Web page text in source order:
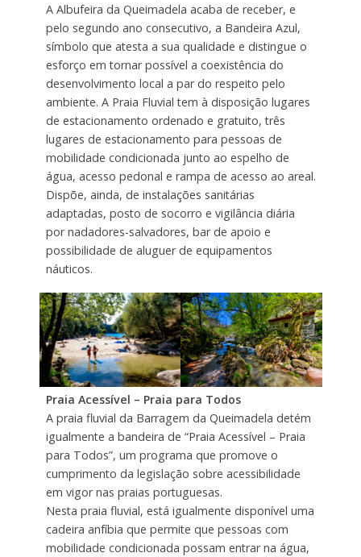
A Albufeira da Queimadela acaba de receber, e
pelo segundo ano consecutivo, a Bandeira Azul,
símbolo que atesta a sua qualidade e distingue o
esforço em tornar possível a coexistência do
desenvolvimento local a par do respeito pelo
ambiente. A Praia Fluvial tem à disposição lugares
de estacionamento ordenado e gratuito, três
lugares de estacionamento para pessoas de
mobilidade condicionada junto ao espelho de
água, acesso pedonal e rampa de acesso ao areal.
Dispõe, ainda, de instalações sanitárias
adaptadas, posto de socorro e vigilância diária
por nadadores-salvadores, bar de apoio e
possibilidade de aluguer de equipamentos
náuticos.
Praia Acessível – Praia para Todos
A praia fluvial da Barragem da Queimadela detém
igualmente a bandeira de “Praia Acessível – Praia
para Todos”, um programa que promove o
cumprimento da legislação sobre acessibilidade
em vigor nas praias portuguesas.
Nesta praia fluvial, está igualmente disponível uma
cadeira anfíbia que permite que pessoas com
mobilidade condicionada possam entrar na água,